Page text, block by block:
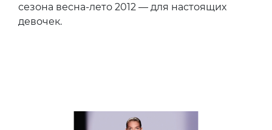
сезона весна-лето 2012 — для настоящих
девочек.